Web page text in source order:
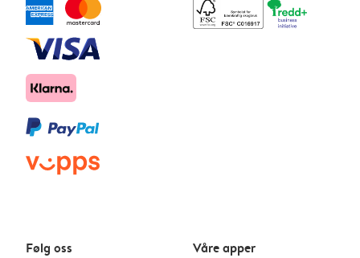
Følg oss Våre apper